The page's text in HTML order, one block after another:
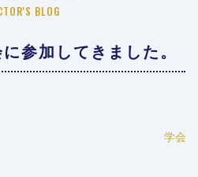
BLOG
参加してきました。
学会